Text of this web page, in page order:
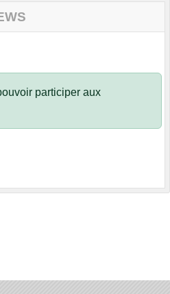
participer aux